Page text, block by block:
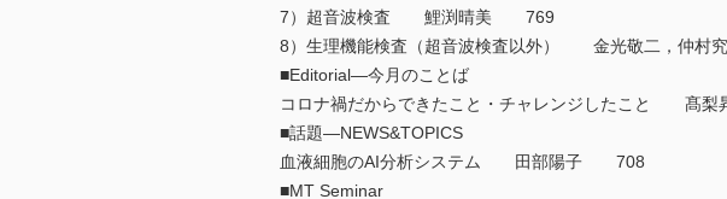
7）超音波検査 鯉渕晴美 769
8）生理機能検査（超音波検査以外） 金光敬二，仲
■Editorial―今月のことば
コロナ禍だからできたこと・チャレンジしたこと
■話題―NEWS&TOPICS
血液細胞のAI分析システム 田部陽子 708
■MT Seminar